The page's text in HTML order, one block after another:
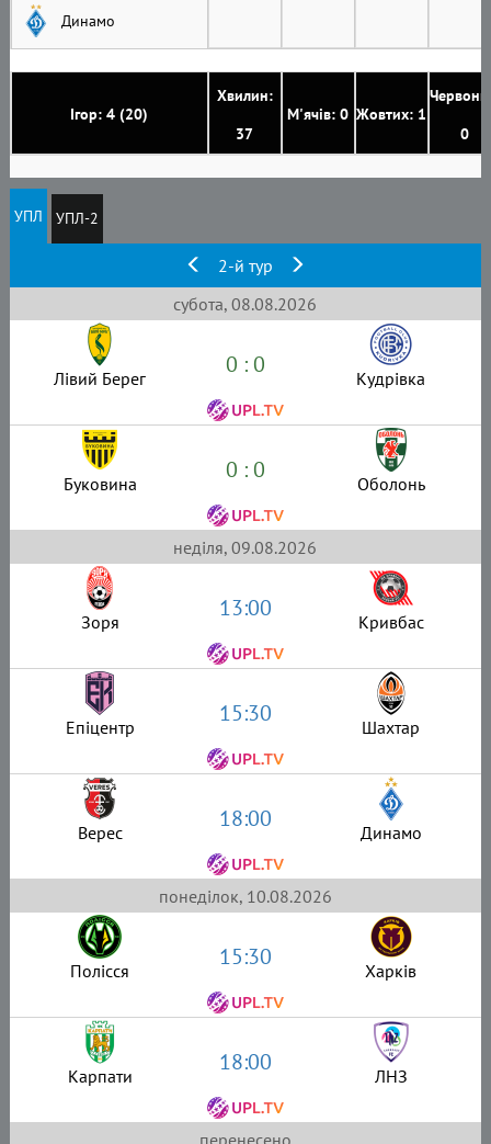
Ігор: 4 (20)
Хвилин:
37
М'ячів: 0 Жовтих: 1
0
Динамо
УПЛ УПЛ-2
2-й тур
субота, 08.08.2026
Лівий Берег 0 : 0 Кудрівка
Буковина 0 : 0 Оболонь
неділя, 09.08.2026
Зоря 13:00 Кривбас
Епіцентр 15:30 Шахтар
Верес 18:00 Динамо
понеділок, 10.08.2026
Полісся 15:30 Харків
Карпати 18:00 ЛНЗ
перенесено